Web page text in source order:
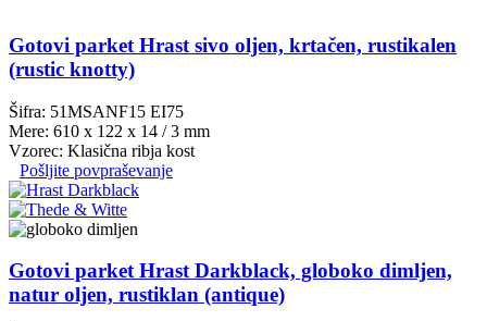
Gotovi parket Hrast sivo oljen, krtačen, rustikalen
(rustic knotty)
Šifra: 51MSANF15 EI75
Mere: 610 x 122 x 14 / 3 mm
Vzorec: Klasična ribja kost
Pošljite povpraševanje
Gotovi parket Hrast Darkblack, globoko dimljen,
natur oljen, rustiklan (antique)